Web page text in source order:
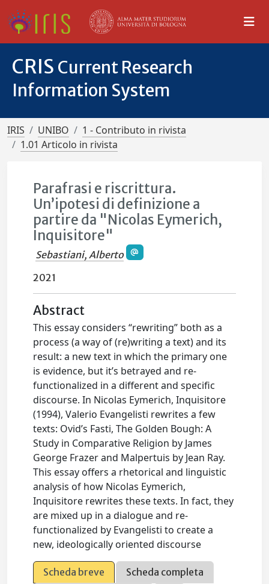
CRIS Current Research
Information System
IRIS UNIBO
1 - Contributo in rivista
1.01 Articolo in rivista
Parafrasi e riscrittura.
Un’ipotesi di definizione a
partire da "Nicolas Eymerich,
Inquisitore"
Sebastiani, Alberto
2021
Abstract
This essay considers “rewriting” both as a
process (a way of (re)writing a text) and its
result: a new text in which the primary one
is evidence, but it’s betrayed and re-
functionalized in a different and specific
discourse. In Nicolas Eymerich, Inquisitore
(1994), Valerio Evangelisti rewrites a few
texts: Ovid’s Fasti, The Golden Bough: A
Study in Comparative Religion by James
George Frazer and Malpertuis by Jean Ray.
This essay offers a rhetorical and linguistic
analysis of how Nicolas Eymerich,
Inquisitore rewrites these texts. In fact, they
are mixed up in a dialogue and re-
functionalized by Evangelisti to create a
new, ideologically oriented discourse
Scheda breve
Scheda completa